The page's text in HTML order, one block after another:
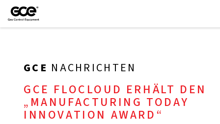
GCE NACHRICHTEN
GCE FLOCLOUD ERHÄLT DEN
„MANUFACTURING TODAY
INNOVATION AWARD“